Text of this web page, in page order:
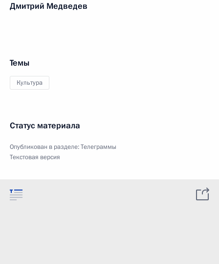
Дмитрий Медведев
Темы
Культура
Статус материала
Опубликован в разделе:Телеграммы
Текстовая версия